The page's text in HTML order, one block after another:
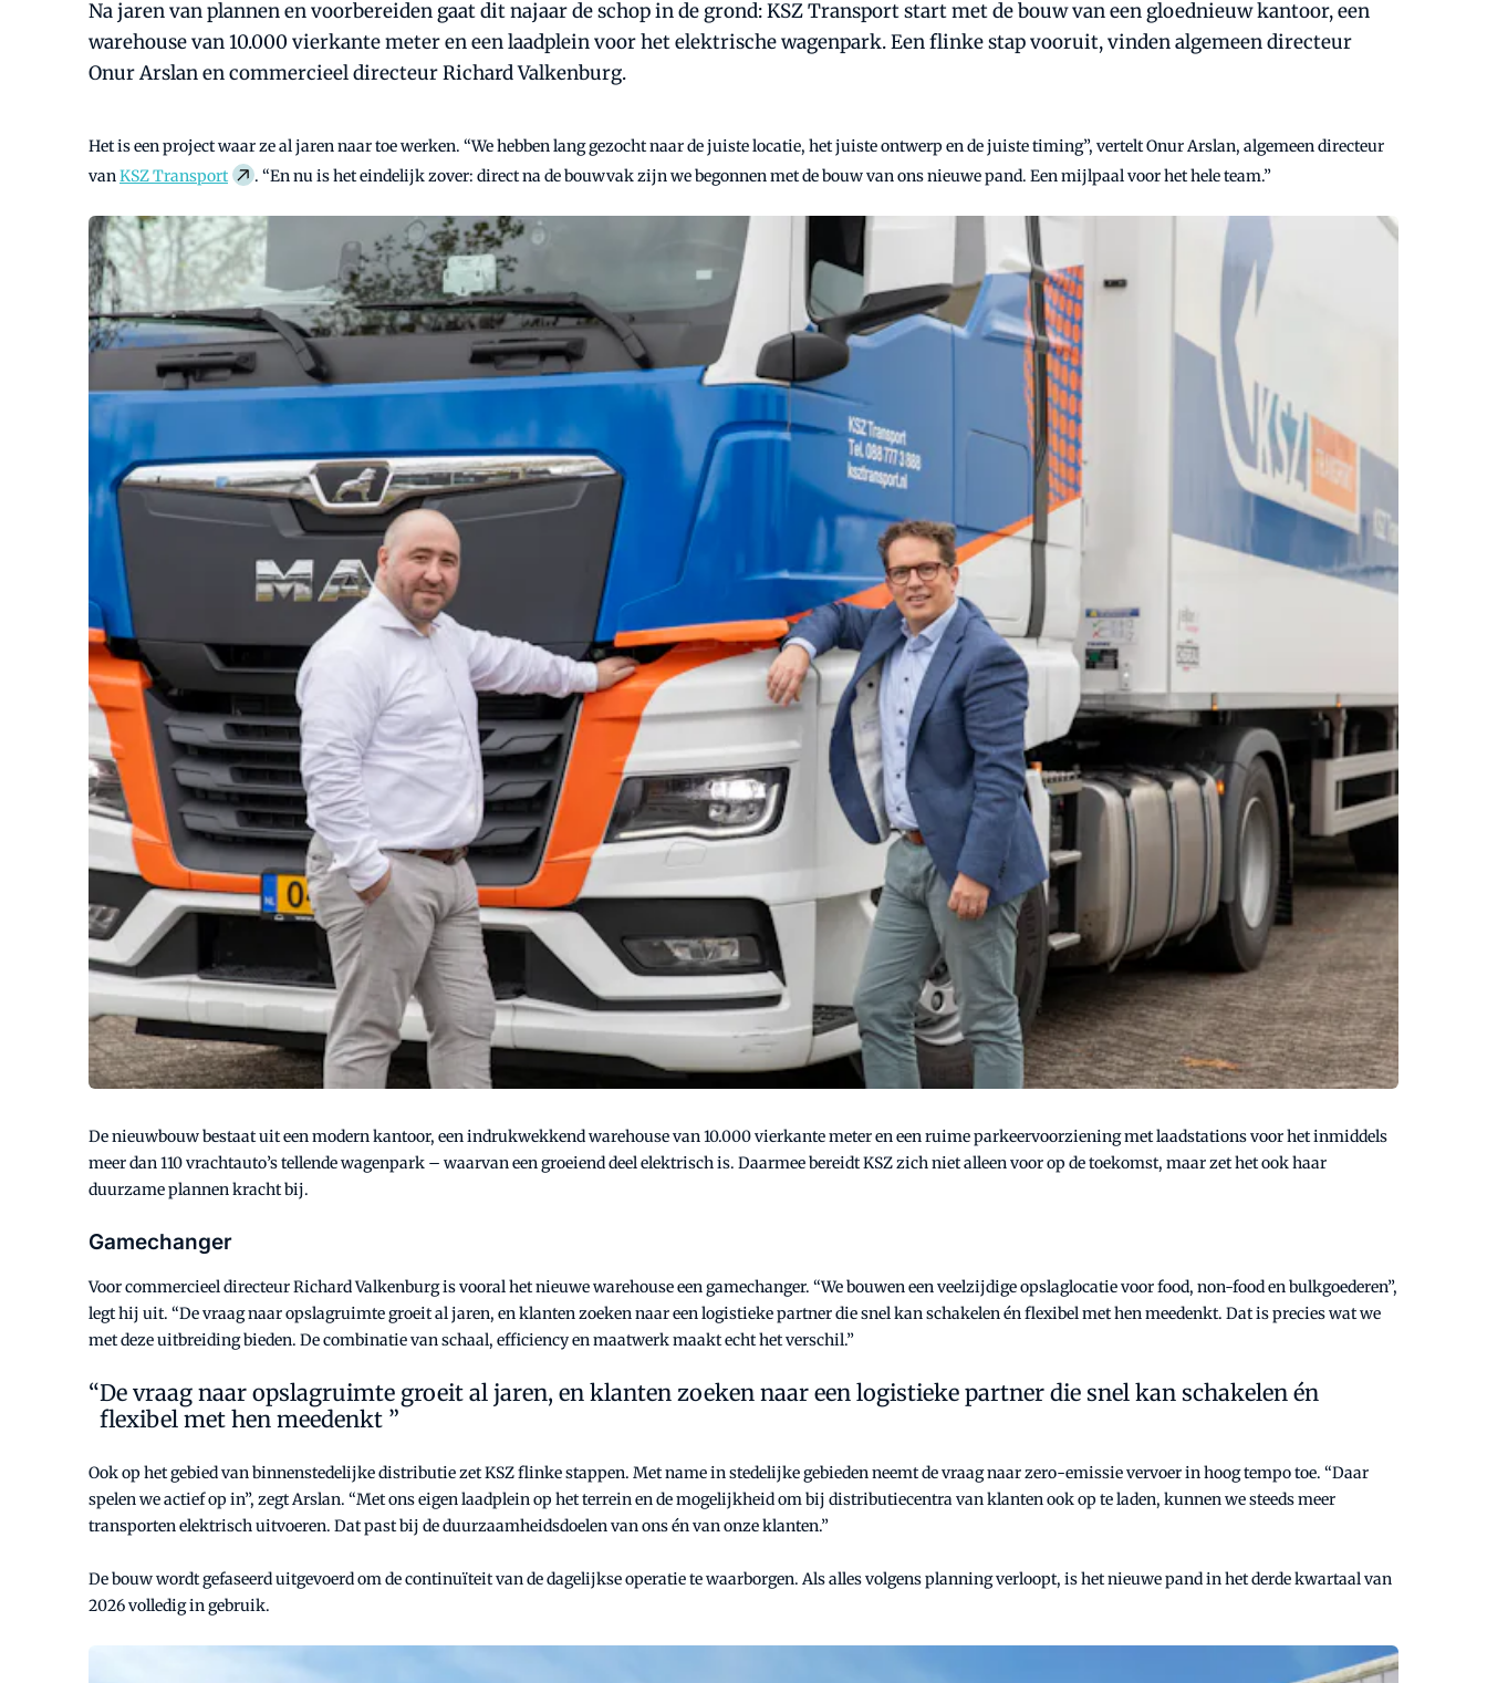
Na jaren van plannen en voorbereiden gaat dit najaar de schop in de grond: KSZ Transport start met de bouw van een gloednieuw kantoor, een
warehouse van 10.000 vierkante meter en een laadplein voor het elektrische wagenpark. Een flinke stap vooruit, vinden algemeen directeur
Onur Arslan en commercieel directeur Richard Valkenburg.
Het is een project waar ze al jaren naar toe werken. “We hebben lang gezocht naar de juiste locatie, het juiste ontwerp en de juiste timing”, vertelt Onur Arslan, algemeen directeur
vanKSZ Transport . “En nu is het eindelijk zover: direct na de bouwvak zijn we begonnen met de bouw van ons nieuwe pand. Een mijlpaal voor het hele team.”
De nieuwbouw bestaat uit een modern kantoor, een indrukwekkend warehouse van 10.000 vierkante meter en een ruime parkeervoorziening met laadstations voor het inmiddels
meer dan 110 vrachtauto’s tellende wagenpark – waarvan een groeiend deel elektrisch is. Daarmee bereidt KSZ zich niet alleen voor op de toekomst, maar zet het ook haar
duurzame plannen kracht bij.
Gamechanger
Voor commercieel directeur Richard Valkenburg is vooral het nieuwe warehouse een gamechanger. “We bouwen een veelzijdige opslaglocatie voor food, non-food en bulkgoederen”,
legt hij uit. “De vraag naar opslagruimte groeit al jaren, en klanten zoeken naar een logistieke partner die snel kan schakelen én flexibel met hen meedenkt. Dat is precies wat we
met deze uitbreiding bieden. De combinatie van schaal, efficiency en maatwerk maakt echt het verschil.”
De vraag naar opslagruimte groeit al jaren, en klanten zoeken naar een logistieke partner die snel kan schakelen én
flexibel met hen meedenkt ”
Ook op het gebied van binnenstedelijke distributie zet KSZ flinke stappen. Met name in stedelijke gebieden neemt de vraag naar zero-emissie vervoer in hoog tempo toe. “Daar
spelen we actief op in”, zegt Arslan. “Met ons eigen laadplein op het terrein en de mogelijkheid om bij distributiecentra van klanten ook op te laden, kunnen we steeds meer
transporten elektrisch uitvoeren. Dat past bij de duurzaamheidsdoelen van ons én van onze klanten.”
De bouw wordt gefaseerd uitgevoerd om de continuïteit van de dagelijkse operatie te waarborgen. Als alles volgens planning verloopt, is het nieuwe pand in het derde kwartaal van
2026 volledig in gebruik.